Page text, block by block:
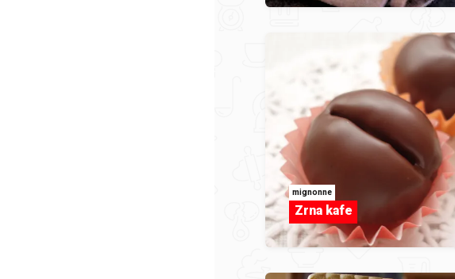
mignonne
Zrna kafe